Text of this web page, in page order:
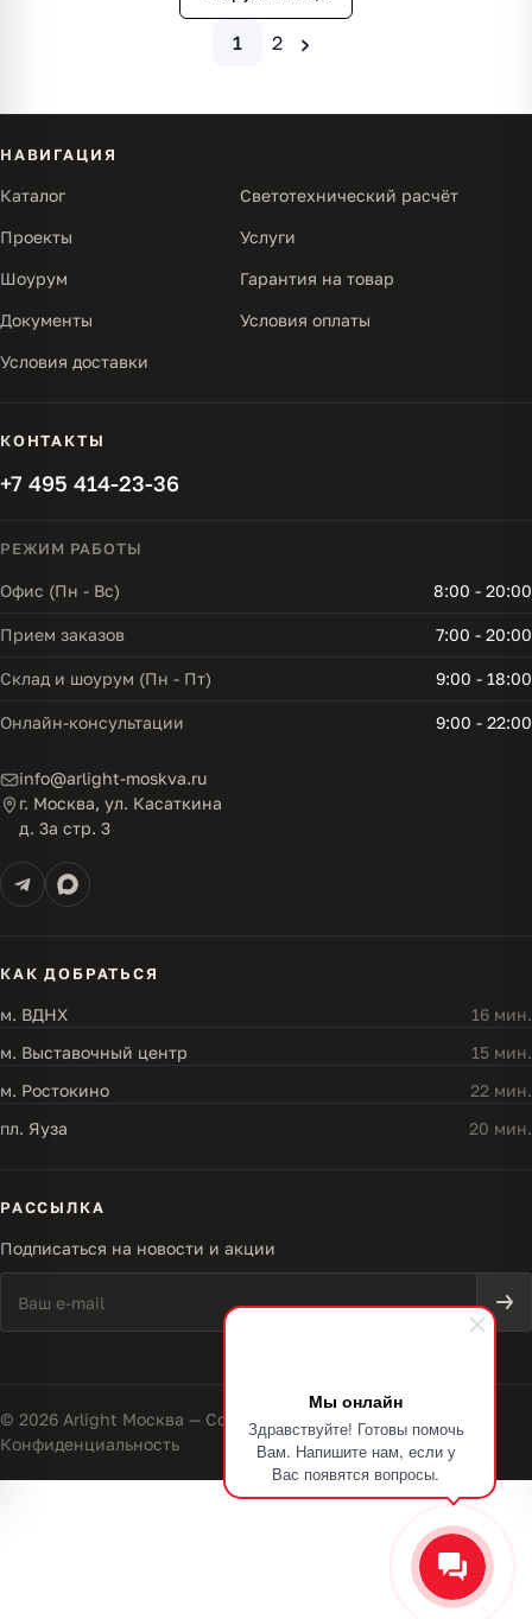
Мы онлайн
Здравствуйте! Готовы помочь
Вам. Напишите нам, если у
Вас появятся вопросы.
1 2 ›
НАВИГАЦИЯ
Каталог Светотехнический расчёт
Проекты Услуги
Шоурум Гарантия на товар
Документы Условия оплаты
Условия доставки
КОНТАКТЫ
+7 495 414-23-36
РЕЖИМ РАБОТЫ
Офис (Пн - Вс) 8:00 - 20:00
Прием заказов 7:00 - 20:00
Склад и шоурум (Пн - Пт) 9:00 - 18:00
Онлайн-консультации 9:00 - 22:00
info@arlight-moskva.ru
г. Москва, ул. Касаткина
д. 3а стр. 3
КАК ДОБРАТЬСЯ
м. ВДНХ
16 мин.
м. Выставочный центр
15 мин.
м. Ростокино
22 мин.
пл. Яуза
20 мин.
РАССЫЛКА
Подписаться на новости и акции
© 2026 Arlight Москва — Совершенство света
Конфиденциальность